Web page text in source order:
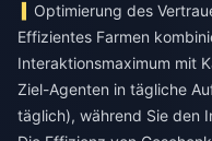
Optimierung des
Effizientes Farmen
Interaktionsmaximum mit
Ziel-Agenten in tägliche
täglich), während Sie den